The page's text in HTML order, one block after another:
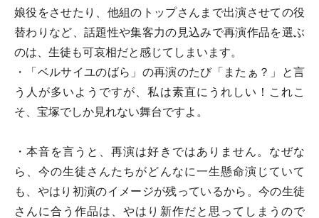
娘役をさせたり、他組のトップさんまで出演させての役
替わりなど、話題性や集客力の見込みで再演作品を選ぶ
のは、生徒も可哀相だと感じてしまいます。
・「ベルサイユのばら」の再演のたび「またぁ？」と言
う人が多いようですが、私は素直にうれしい！これこ
そ、宝塚でしか見れない舞台ですよ。
・本音を言うと、再演は好きではありません。なぜな
ら、今の生徒さんたちがどんなに一生懸命演じていて
も、やはり初演のイメージが残っているから。今の生徒
さんに合う作品は、やはり新作だと思ってしまうので